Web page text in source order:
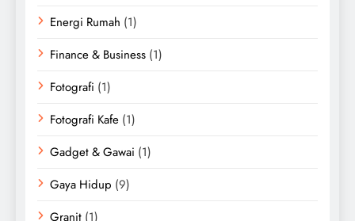
Energi Rumah (1)
Finance & Business (1)
Fotografi (1)
Fotografi Kafe (1)
Gadget & Gawai (1)
Gaya Hidup (9)
Granit (1)